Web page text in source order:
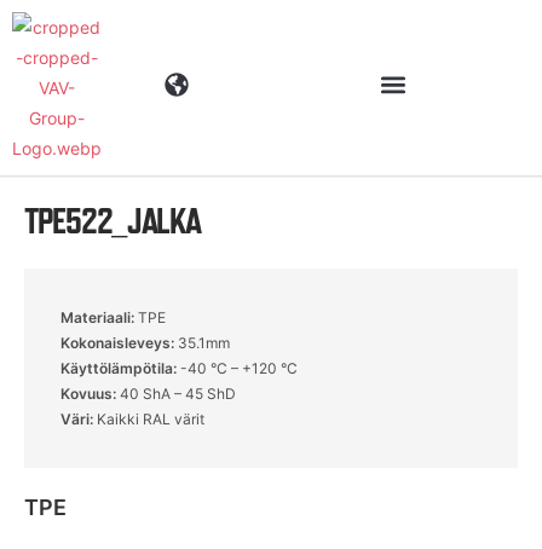
Materiaalit
TPE522_JALKA
Materiaali: TPE
Kokonaisleveys: 35.1mm
Käyttölämpötila: -40 °C – +120 °C
Kovuus: 40 ShA – 45 ShD
Väri: Kaikki RAL värit
TPE